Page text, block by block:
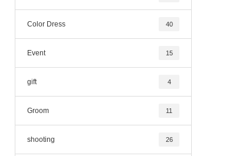
Color Dress 40
Event 15
gift 4
Groom 11
shooting 26